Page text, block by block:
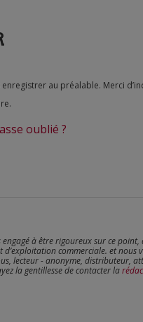
oublié ?
à être rigoureux sur ce
commerciale. et nous
lecteur - anonyme, distributeur,
la gentillesse de contacter la